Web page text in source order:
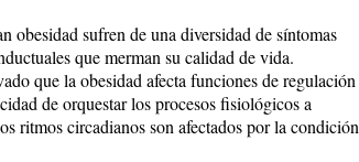
obesidad sufren de una diversidad de síntomas
que merman su calidad de vida.
que la obesidad afecta funciones de regulación
de orquestar los procesos fisiológicos a
ritmos circadianos son afectados por la condición